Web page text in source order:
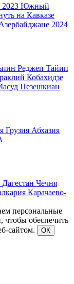
Южный
на Кавказе
2024
Реджеп Тайип
Кобахидзе
Пезешкиан
Грузия Абхазия
Дагестан Чечня
Карачаево-
персональные
чтобы обеспечить
сайтом.
ОК